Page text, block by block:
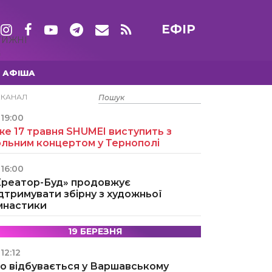
ЕФІР
АФІША
15 ТРАВНЯ
19:00
17 травня SHUMEI виступить з
концертом у Тернополі
16:00
Буд» продовжує
збірну з художньої
19 БЕРЕЗНЯ
12:12
відбувається у Варшавському